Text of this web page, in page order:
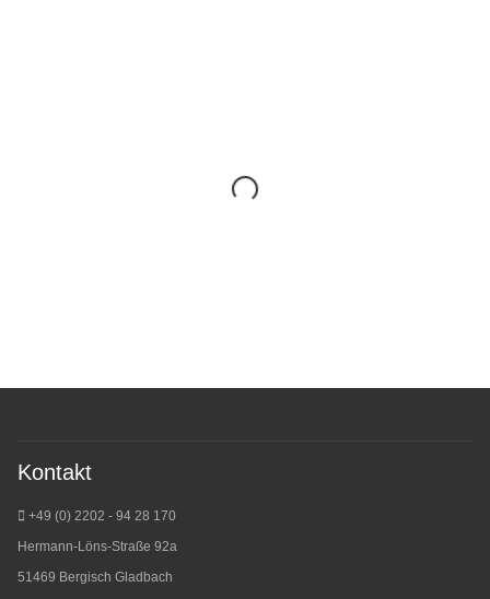
Kontakt
+49 (0) 2202 - 94 28 170
Hermann-Löns-Straße 92a
51469 Bergisch Gladbach